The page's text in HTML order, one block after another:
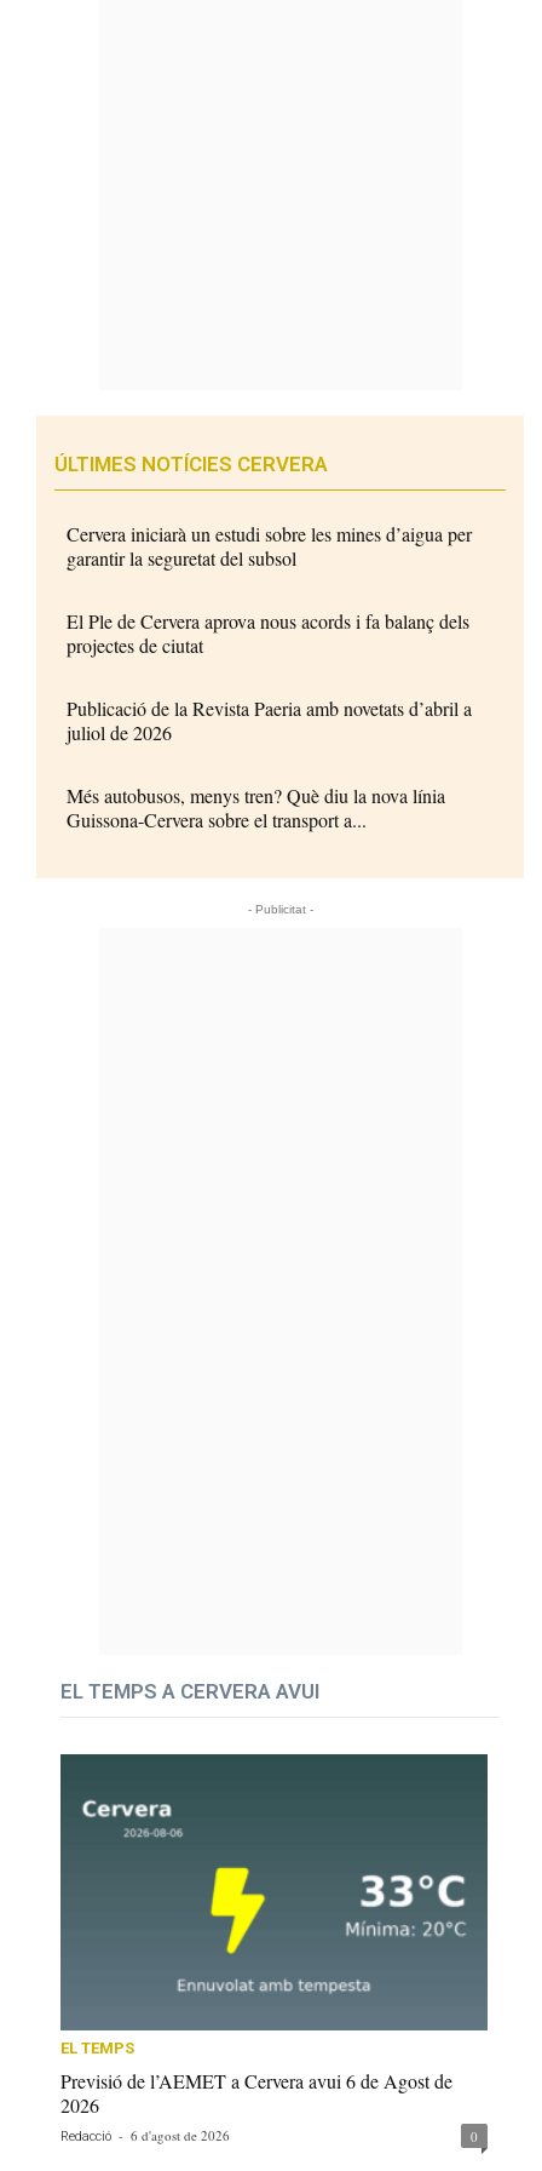
ÚLTIMES NOTÍCIES CERVERA
Cervera iniciarà un estudi sobre les mines d’aigua per
garantir la seguretat del subsol
El Ple de Cervera aprova nous acords i fa balanç dels
projectes de ciutat
Publicació de la Revista Paeria amb novetats d’abril a
juliol de 2026
Més autobusos, menys tren? Què diu la nova línia
Guissona-Cervera sobre el transport a...
- Publicitat -
EL TEMPS A CERVERA AVUI
EL TEMPS
Previsió de l’AEMET a Cervera avui 6 de Agost de
2026
Redacció - 6 d'agost de 2026 0